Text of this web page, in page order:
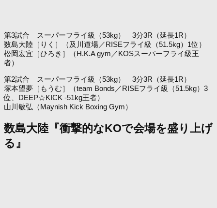
第3試合 スーパーフライ級（53kg） 3分3R（延長1R）
数島大陸［りく］（及川道場／RISEフライ級（51.5kg）1位）
松岡宏宜［ひろき］（H.K.A gym／KOSスーパーフライ級王
者）
第2試合 スーパーフライ級（53kg） 3分3R（延長1R）
塚本望夢［もうむ］（team Bonds／RISEフライ級（51.5kg）3
位、DEEP☆KICK -51kg王者）
山川敏弘（Maynish Kick Boxing Gym）
数島大陸『衝撃的なKOで会場を盛り上げ
る』